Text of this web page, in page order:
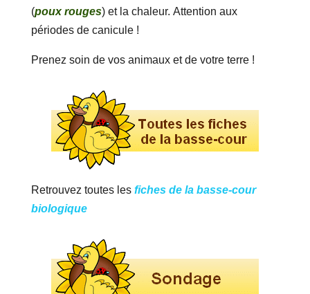
(poux rouges) et la chaleur. Attention aux
périodes de canicule !
Prenez soin de vos animaux et de votre terre !
Retrouvez toutes les fiches de la basse-cour
biologique